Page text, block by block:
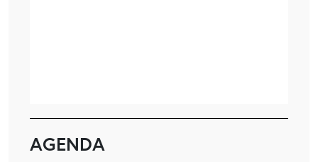
AGENDA